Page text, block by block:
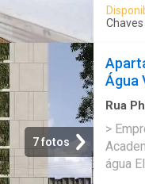
uso,
de
7 fotos
Água
Rua
>
água